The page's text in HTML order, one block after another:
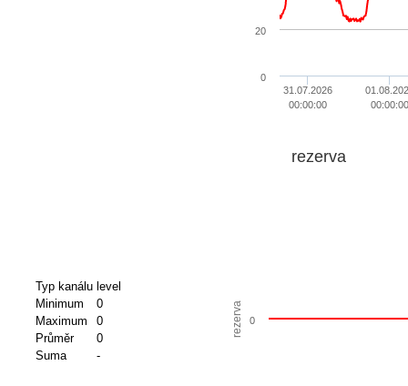
31.07.2026
00:00:00
00:00:00
0
20
Typ kanálu level
Minimum
0
Maximum
0
Průměr
0
Suma
-
rezerva
rezerva
0